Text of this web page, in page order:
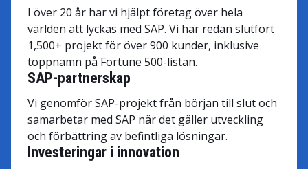
I över 20 år har vi hjälpt företag över hela
världen att lyckas med SAP. Vi har redan slutfört
1,500+ projekt för över 900 kunder, inklusive
toppnamn på Fortune 500-listan.
SAP-partnerskap
Vi genomför SAP-projekt från början till slut och
samarbetar med SAP när det gäller utveckling
och förbättring av befintliga lösningar.
Investeringar i innovation